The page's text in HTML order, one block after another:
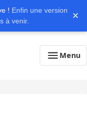
! Enfin une version
à venir.
×
Menu